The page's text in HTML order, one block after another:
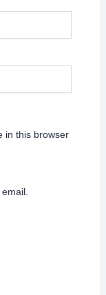
in this browser